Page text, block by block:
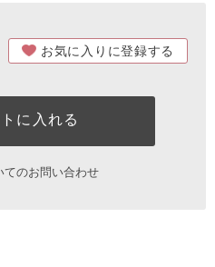
お気に入りに登録する
に入れる
てのお問い合わせ